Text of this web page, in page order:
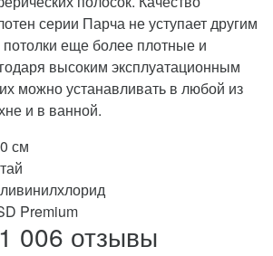
серии Парча не уступает другим
еще более плотные и
высоким эксплуатационным
можно устанавливать в любой из
и в ванной.
см
Premium
006 отзывы